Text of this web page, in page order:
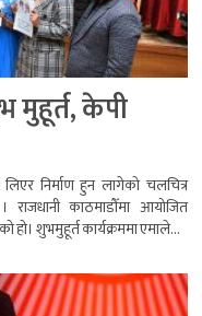
मुहूर्त, केपी
निर्माण हुन लागेको चलचित्र
काठमाडौँमा आयोजित
हो। शुभमुहूर्त कार्यक्रममा एमाले...